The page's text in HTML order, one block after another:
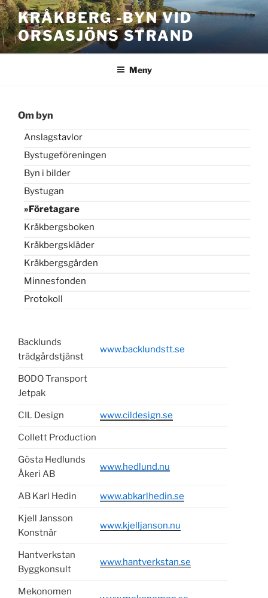
Hoppa
till
innehåll
KRÅKBERG -BYN VID
ORSASJÖNS STRAND
Meny
Om byn
Anslagstavlor
Bystugeföreningen
Byn i bilder
Bystugan
Företagare
Kråkbergsboken
Kråkbergskläder
Kråkbergsgården
Minnesfonden
Protokoll
Backlunds
trädgårdstjänst
www.backlundstt.se
BODO Transport
Jetpak
CIL Design www.cildesign.se
Collett Production
Gösta Hedlunds
Åkeri AB
www.hedlund.nu
AB Karl Hedin www.abkarlhedin.se
Kjell Jansson
Konstnär
www.kjelljanson.nu
Hantverkstan
Byggkonsult
www.hantverkstan.se
Mekonomen